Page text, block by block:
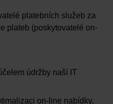
platebních služeb za
plateb (poskytovatelé on-
údržby naší IT
on-line nabídky,